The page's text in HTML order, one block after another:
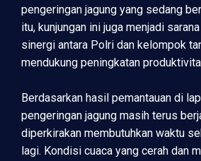
pengeringan jagung yang sedang
itu, kunjungan ini juga menjadi
sinergi antara Polri dan kelompok
mendukung peningkatan
Berdasarkan hasil pemantauan di
pengeringan jagung masih terus
diperkirakan membutuhkan waktu
lagi. Kondisi cuaca yang cerah dan